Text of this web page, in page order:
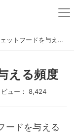
トフードを与える頻度
える頻度
ビュー： 8,424
ードを与える